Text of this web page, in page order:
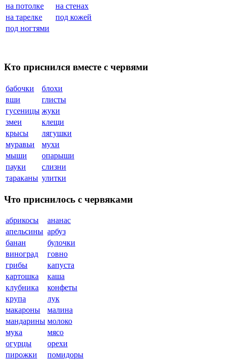
на потолке
на стенах
на тарелке
под кожей
под ногтями
Кто приснился вместе с червями
бабочки
блохи
вши
глисты
гусеницы жуки
змеи
клещи
крысы
лягушки
муравьи
мухи
мыши
опарыши
пауки
слизни
тараканы улитки
Что приснилось с червяками
абрикосы
ананас
апельсины арбуз
банан
булочки
виноград
говно
грибы
капуста
картошка
каша
клубника
конфеты
крупа
лук
макароны
малина
мандарины молоко
мука
мясо
огурцы
орехи
пирожки
помидоры